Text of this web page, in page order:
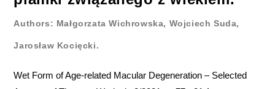
Authors: Małgorzata Wichrowska, Wojciech Suda,
Jarosław Kocięcki.
Wet Form of Age-related Macular Degeneration – Selected